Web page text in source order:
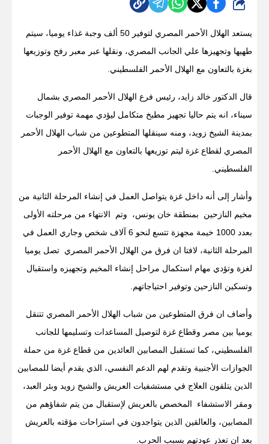
شارك
يستعد الهلال الأحمر المصري لتوفير 50 ألف وجبة غذاء يوميا، سيتم
طهيها وتجهيزها علي الجانب المصري، ونقلها عبر معبر رفح وتوزيعها
بغزة بالتعاون مع الهلال الأحمر الفلسطيني.
قال الدكتور خالد زايد، رئيس فرع الهلال الأحمر المصري بشمال
سيناء، انه يتم حاليا تجهيز مطبخ متكامل ليؤدي مهمة توفير الوجبات
بمدينة الشيخ زويد، ومنه سينقلها المتطوعين من شباب الهلال الأحمر
المصري لقطاع غزة ليتم توزيعها بالتعاون مع الهلال الأحمر
الفلسطيني.
وأشار إلى أنه داخل غزة يتواصل العمل في إنشاء المرحلة الثانية من
مخيم النازحين بمنطقة خان يونس، وتم الانتهاء من مرحلته الأولى
بعدد 1000 خيمة مجهزة تتسع لنحو 6 آلاف شخص وجاري العمل في
المرحلة الثانية، لافتا ان فرق من الهلال الأحمر المصري تصل يوميا
لغزة وتؤدي مهام استكمال مراحل إنشاء المخيم وتجهيزه واستقبال
وتسكين النازحين وتوفير احتياجاتهم.
وأضاف ان فرق المتطوعين من شباب الهلال الأحمر المصري تتنقل
يوميا بين مصر وقطاع غزة لتوصيل المساعدات وتسليمها للجانب
الفلسطيني، كما تستقبل المصابين العائدين من قطاع غزة من حملة
الجوازات الأجنبية وتقدم لهم الدعم النفسي، الذي يقدم أيضا للمصابين
الذين يتلقون العلاج في مستشفيات العريش والشيخ زويد وبئر العبد،
ومقر الاستشفاء المخصص بالعريش لإستقبال من يتم شفاؤهم من
المصابين، والعالقين الذين يتواجدون في استراحات مؤقته بالعريش
بعد ان تعذر عودتهم بسبب الحرب.